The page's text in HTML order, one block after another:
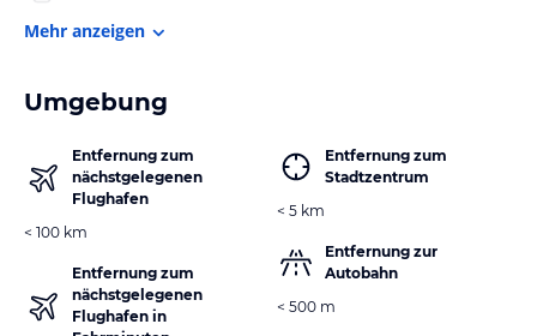
Mehr anzeigen
Umgebung
Entfernung zum
nächstgelegenen
Flughafen
< 100 km
Entfernung zum
nächstgelegenen
Flughafen in
Entfernung zum
Stadtzentrum
< 5 km
Entfernung zur
Autobahn
< 500 m